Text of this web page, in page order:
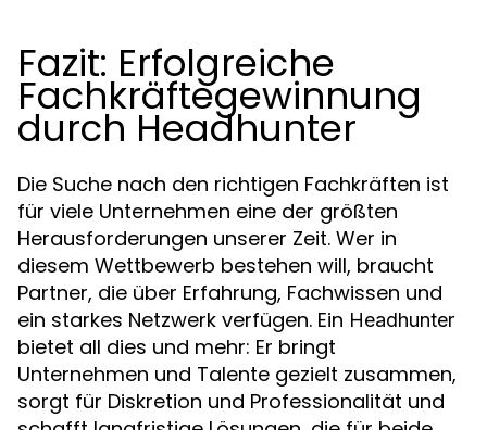
Fazit: Erfolgreiche
Fachkräftegewinnung
durch Headhunter
Die Suche nach den richtigen Fachkräften ist
für viele Unternehmen eine der größten
Herausforderungen unserer Zeit. Wer in
diesem Wettbewerb bestehen will, braucht
Partner, die über Erfahrung, Fachwissen und
ein starkes Netzwerk verfügen. Ein Headhunter
bietet all dies und mehr: Er bringt
Unternehmen und Talente gezielt zusammen,
sorgt für Diskretion und Professionalität und